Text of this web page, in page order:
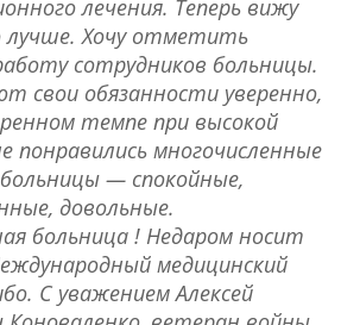
лечения. Теперь вижу
лучше. Хочу отметить
сотрудников больницы.
свои обязанности уверенно,
темпе при высокой
понравились многочисленные
— спокойные,
довольные.
больница ! Недаром носит
медицинский
С уважением Алексей